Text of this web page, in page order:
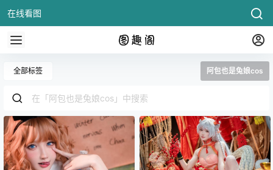
在线看图
全部标签 阿包也是兔娘cos